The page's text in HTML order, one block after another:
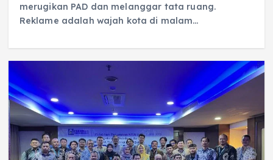
merugikan PAD dan melanggar tata ruang.
Reklame adalah wajah kota di malam…